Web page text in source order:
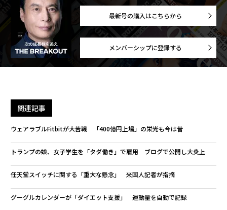
最新号の購入はこちらから
メンバーシップに登録する
関連記事
ウェアラブルFitbitが大苦戦 「400億円上場」の栄光も今は昔
トランプの娘、女子学生を「タダ働き」で雇用 ブログで公開し大炎上
任天堂スイッチに関する「重大な懸念」 米国人記者が指摘
グーグルカレンダーが「ダイエット支援」 運動量を自動で記録